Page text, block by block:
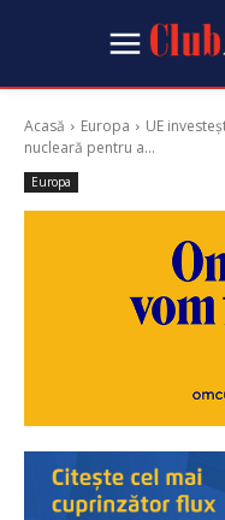
Acasă Europa
UE
nucleară pentru a...
Europa